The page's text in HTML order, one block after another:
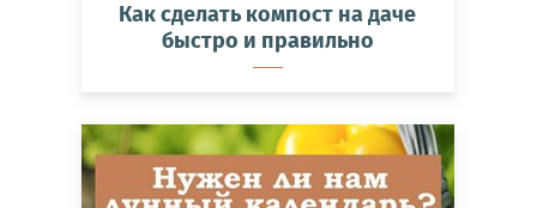
Как сделать компост на даче
быстро и правильно